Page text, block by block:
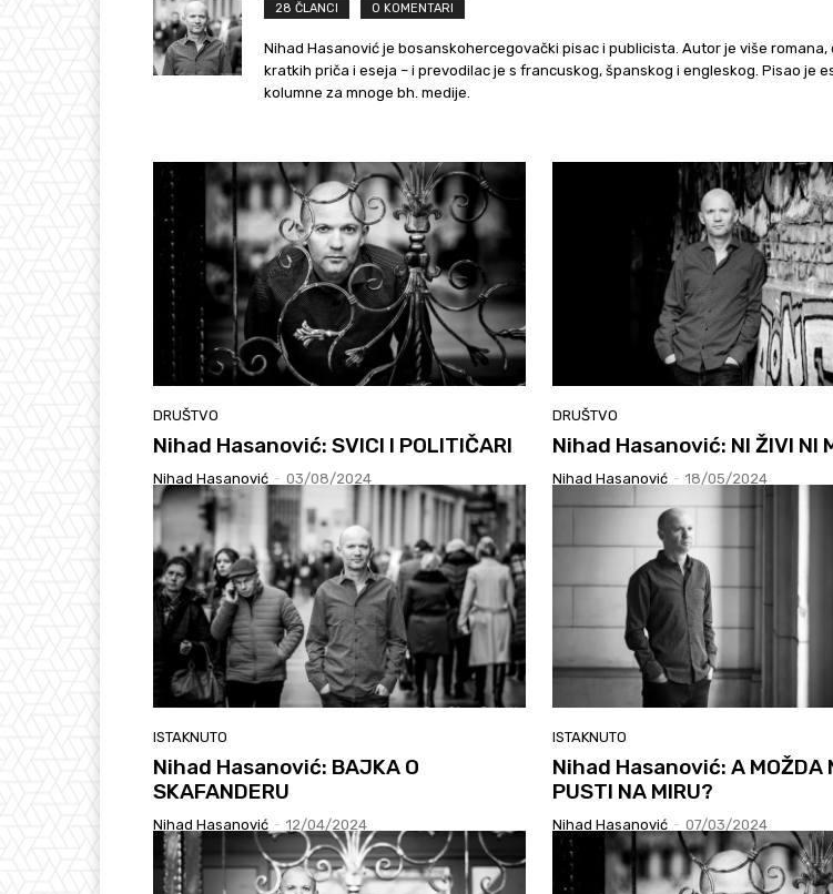
28 ČLANCI 0 KOMENTARI
Nihad Hasanović je bosanskohercegovački pisac i publicista. Autor je više romana,
kratkih priča i eseja – i prevodilac je s francuskog, španskog i engleskog. Pisao je
kolumne za mnoge bh. medije.
DRUŠTVO
Nihad Hasanović: SVICI I POLITIČARI
Nihad Hasanović - 03/08/2024
DRUŠTVO
Nihad Hasanović: NI ŽIVI NI
Nihad Hasanović - 18/05/2024
ISTAKNUTO
Nihad Hasanović: BAJKA O
SKAFANDERU
Nihad Hasanović - 12/04/2024
ISTAKNUTO
Nihad Hasanović: A MOŽDA
PUSTI NA MIRU?
Nihad Hasanović - 07/03/2024